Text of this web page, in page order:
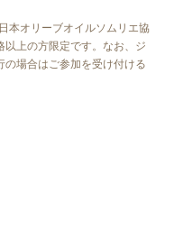
本オリーブオイルソムリエ協
上の方限定です。なお、ジ
の場合はご参加を受け付ける